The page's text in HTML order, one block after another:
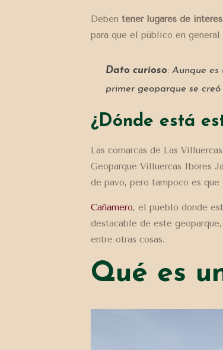
Deben tener lugares de
para que el público en
Dato curioso: Aunque
primer geoparque se creó
¿Dónde está
Las comarcas de Las
Geoparque Villuercas Ibores
de pavo, pero tampoco es
Cañamero, el pueblo donde
destacable de este
entre otras cosas.
Qué es